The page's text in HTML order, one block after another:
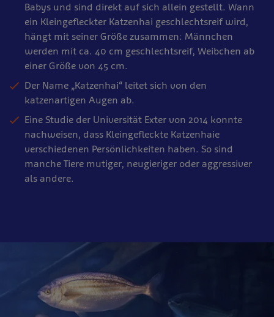
Babys und sind direkt auf sich allein gestellt. Wann
ein Kleingefleckter Katzenhai geschlechtsreif wird,
hängt mit seiner Größe zusammen: Männchen
werden mit ca. 40 cm geschlechtsreif, Weibchen ab
einer Größe von 45 cm.
Der Name „Katzenhai“ leitet sich von den
katzenartigen Augen ab.
Eine Studie der Universität Exter von 2014 konnte
nachweisen, dass Kleingefleckte Katzenhaie
verschiedenen Persönlichkeiten haben. So sind
manche Tiere mutiger, neugieriger oder aggressiver
als andere.